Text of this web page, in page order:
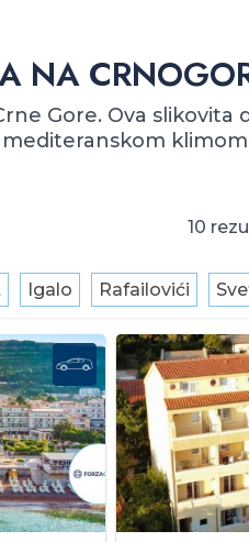
NA
Gore. Ova slikovita
10
Igalo Rafailovići